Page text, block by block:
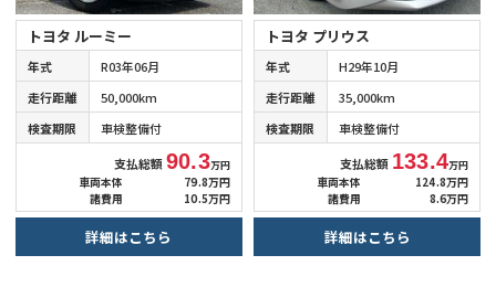
トヨタ ルーミー
年式
R03年06月
走行距離
50,000km
検査期限
車検整備付
支払総額90.3万円
車両本体
79.8万円
諸費用
10.5万円
詳細はこちら
トヨタ プリウス
年式
H29年10月
走行距離
35,000km
検査期限
車検整備付
支払総額 133.4万円
車両本体
124.8万円
諸費用
8.6万円
詳細はこちら